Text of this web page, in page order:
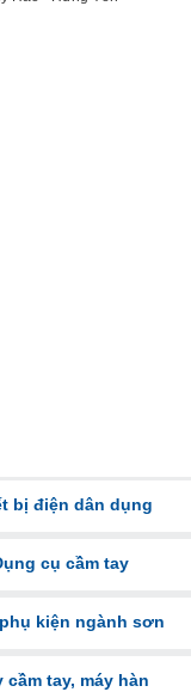
bị điện dân dụng
cụ cầm tay
kiện ngành sơn
cầm tay, máy hàn